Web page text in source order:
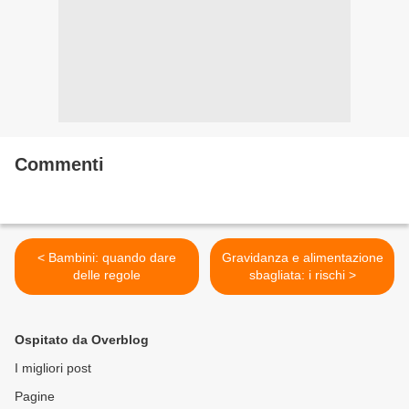
Commenti
< Bambini: quando dare
delle regole
Gravidanza e alimentazione
sbagliata: i rischi >
Ospitato da Overblog
I migliori post
Pagine